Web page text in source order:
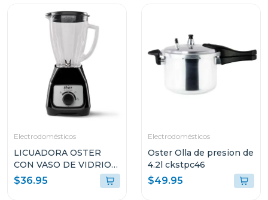
Electrodomésticos
LICUADORA OSTER
CON VASO DE VIDRIO
DE 1.5L Y CONTROL DE
PERILLA BLSTKAGBRD
$36.95
Electrodomésticos
Oster Olla de presion de
4.2l ckstpc46
$49.95